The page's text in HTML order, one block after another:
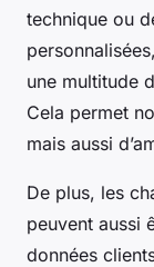
technique ou
une multitude
Cela permet
mais aussi
De plus, les
peuvent aussi
données